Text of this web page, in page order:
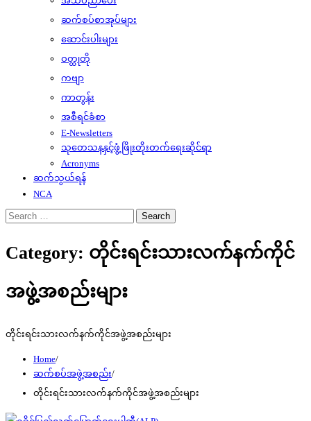
ဆက်စပ်စာအုပ်များ
ဆောင်းပါးများ
ဝတ္ထုတို
ကဗျာ
ကာတွန်း
အစီရင်ခံစာ
E-Newsletters
သုတေသနနှင့်ဖွံ့ဖြိုးတိုးတက်ရေးဆိုင်ရာ
Acronyms
ဆက်သွယ်ရန်
NCA
Search
for:
Category: တိုင်းရင်းသားလက်နက်ကိုင်
အဖွဲ့အစည်းများ
တိုင်းရင်းသားလက်နက်ကိုင်အဖွဲ့အစည်းများ
Home
ဆက်စပ်အဖွဲ့အစည်း
တိုင်းရင်းသားလက်နက်ကိုင်အဖွဲ့အစည်းများ